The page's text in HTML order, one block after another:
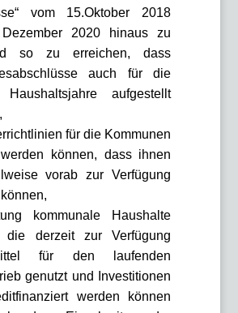
vom 15.Oktober 2018
2020 hinaus zu
so zu erreichen, dass
auch für die
Haushaltsjahre aufgestellt
für die Kommunen
können, dass ihnen
vorab zur Verfügung
kommunale Haushalte
die derzeit zur Verfügung
für den laufenden
genutzt und Investitionen
werden können